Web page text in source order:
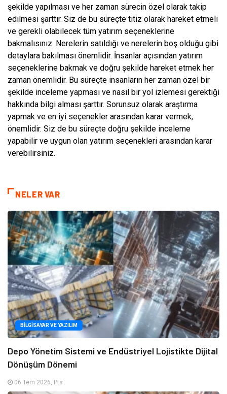
şekilde yapılması ve her zaman sürecin özel olarak takip
edilmesi şarttır. Siz de bu süreçte titiz olarak hareket etmeli
ve gerekli olabilecek tüm yatırım seçeneklerine
bakmalısınız. Nerelerin satıldığı ve nerelerin boş olduğu gibi
detaylara bakılması önemlidir. İnsanlar açısından yatırım
seçeneklerine bakmak ve doğru şekilde hareket etmek her
zaman önemlidir. Bu süreçte insanların her zaman özel bir
şekilde inceleme yapması ve nasıl bir yol izlemesi gerektiği
hakkında bilgi alması şarttır. Sorunsuz olarak araştırma
yapmak ve en iyi seçenekler arasından karar vermek,
önemlidir. Siz de bu süreçte doğru şekilde inceleme
yapabilir ve uygun olan yatırım seçenekleri arasından karar
verebilirsiniz.
NELER VAR
BILGISAYAR VE YAZILIM
Depo Yönetim Sistemi ve Endüstriyel Lojistikte Dijital
Dönüşüm Dönemi
06 Tem 2026, Pts